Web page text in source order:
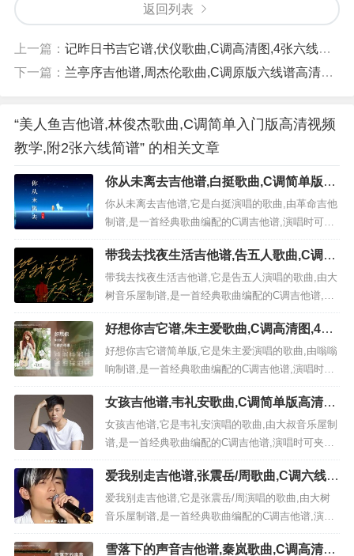
返回列表
上一篇： 记昨日书吉它谱,伏仪歌曲,C调高清图,4张六线简谱
下一篇： 兰亭序吉他谱,周杰伦歌曲,C调原版六线谱高清视频教学,附3张六线简谱
“美人鱼吉他谱,林俊杰歌曲,C调简单入门版高清视频
教学,附2张六线简谱” 的相关文章
你从未离去吉他谱,白挺歌曲,C调简单版高
清视频教学,附2张六线简谱
你从未离去吉他谱,它是白挺演唱的歌曲,由革命吉他
制谱,是一首经典歌曲编配的C调吉他谱,演唱时可，
原调为C调本谱采用C调，非常好听的弹唱曲谱,下面
2张高清曲谱由极网吉它谱为大家更新分享,有喜欢吉
它的朋友欢迎关注！ 视频教程 《你从未离去》：歌
曲一句话解析: 以上就是4/4拍的节奏C...
带我去找夜生活吉他谱,告五人歌曲,C调六
线谱/和弦谱高清视频教学,附5张六线简谱
带我去找夜生活吉他谱,它是告五人演唱的歌曲,由大
树音乐屋制谱,是一首经典歌曲编配的C调吉他谱,演
唱时可夹变调夹1品，原调为#C调本谱采用C调，非
常好听的弹唱曲谱,下面5张高清曲谱由极网吉它谱为
大家更新分享,有喜欢吉它的朋友欢迎关注！ 视频教
程 《带我去找夜生活》：歌曲一句话解析:...
好想你吉它谱,朱主爱歌曲,C调高清图,4张
六线简谱
好想你吉它谱简单版,它是朱主爱演唱的歌曲,由嗡嗡
响制谱,是一首经典歌曲编配的C调吉他谱,演唱时可
夹第5品（Capo=5），演奏时间为2分32秒,原调为F
本谱采用C调，是非常好听的弹唱曲谱,下面4张高清
曲谱由极网吉它谱为大家更新分享,有喜欢吉它的朋
友欢迎收藏！ 《好想你》：...
女孩吉他谱,韦礼安歌曲,C调简单版高清视
频教学,附1张六线简谱
女孩吉他谱,它是韦礼安演唱的歌曲,由大叔音乐屋制
谱,是一首经典歌曲编配的C调吉他谱,演唱时可夹变
调夹2品，原调为D调本谱采用C调，非常好听的弹
唱曲谱,下面1张高清曲谱由极网吉它谱为大家更新分
享,有喜欢吉它的朋友欢迎关注！ 视频教程 《女
孩》：歌曲一句话解析: 这是一首忠于又超越韦礼安
的歌...
爱我别走吉他谱,张震岳/周歌曲,C调六线
谱/和弦谱高清视频教学,附5张六线简谱
爱我别走吉他谱,它是张震岳/周演唱的歌曲,由大树
音乐屋制谱,是一首经典歌曲编配的C调吉他谱,演唱
时可，原调为C调本谱采用C调，非常好听的弹唱曲
谱,下面5张高清曲谱由极网吉它谱为大家更新分享,
雪落下的声音吉他谱,秦岚歌曲,C调高清图,